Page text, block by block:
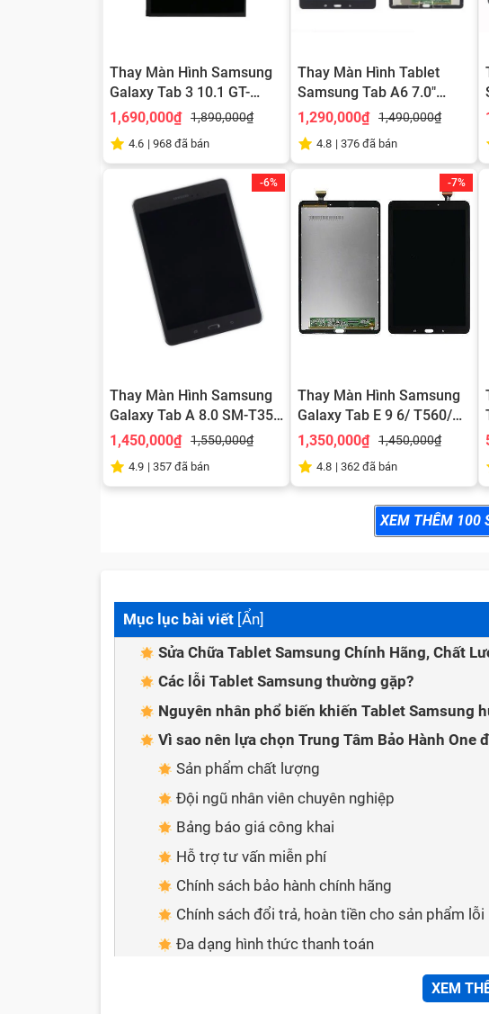
Thay Màn Hình Samsung
Galaxy Tab 3 10.1 GT-
P5200/P5210/P5220
1,690,000₫ 1,890,000₫
4.6 | 968 đã bán
Thay Màn Hình Tablet
Samsung Tab A6 7.0"
2016/ T285
1,290,000₫ 1,490,000₫
4.8 | 376 đã bán
-6%
Thay Màn Hình Samsung
Galaxy Tab A 8.0 SM-T350
T355/P350
1,450,000₫ 1,550,000₫
4.9 | 357 đã bán
-7%
Thay Màn Hình Samsung
Galaxy Tab E 9 6/ T560/
T561
1,350,000₫ 1,450,000₫
4.8 | 362 đã bán
XEM THÊM 100
Mục lục bài viết [Ẩn]
Sửa Chữa Tablet Samsung Chính Hãng, Chất
Các lỗi Tablet Samsung thường gặp?
Nguyên nhân phổ biến khiến Tablet Samsung
Vì sao nên lựa chọn Trung Tâm Bảo Hành One
Sản phẩm chất lượng
Đội ngũ nhân viên chuyên nghiệp
Bảng báo giá công khai
Hỗ trợ tư vấn miễn phí
Chính sách bảo hành chính hãng
Chính sách đổi trả, hoàn tiền cho sản phẩm lỗi
Đa dạng hình thức thanh toán
Cách thức để liên hệ với Trung Tâm Bảo Hành
XEM